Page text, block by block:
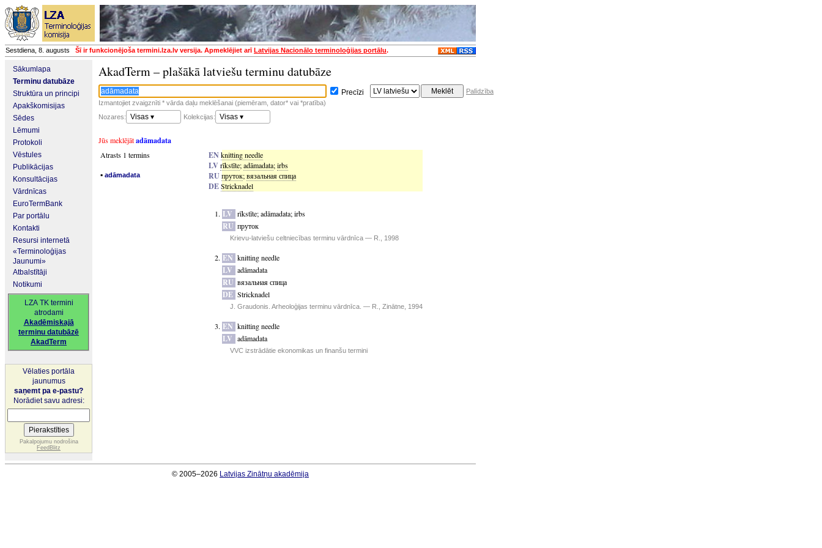
Sestdiena, 8. augusts Šī ir funkcionējoša termini.lza.lv versija. Apmeklējiet arīLatvijas Nacionālo terminoloģijas portālu.
Sākumlapa
Terminu datubāze
Struktūra un principi
Apakškomisijas
Sēdes
Lēmumi
Protokoli
Vēstules
Publikācijas
Konsultācijas
Vārdnīcas
EuroTermBank
Par portālu
Kontakti
Resursi internetā
«Terminoloģijas
Jaunumi»
Atbalstītāji
Notikumi
LZA TK termini
atrodami
Akadēmiskajā
terminu datubāzē
AkadTerm
Vēlaties portāla
jaunumus
saņemt pa e-pastu?
Norādiet savu adresi:
Pakalpojumu nodrošina
FeedBlitz
AkadTerm – plašākā latviešu terminu datubāze
Precīzi
Palīdzība
Izmantojiet zvaigznīti * vārda daļu meklēšanai (piemēram, dator* vai *pratība)
Nozares:
Visas ▾ Kolekcijas: Visas ▾
Jūs meklējātadāmadata
Atrasts 1 termins
▪ adāmadata
ENknitting needle
LVrīkstīte;adāmadata;irbs
RUпруток;вязальная спица
DEStricknadel
LV rīkstīte;adāmadata;irbs
RU пруток
Krievu-latviešu celtniecības terminu vārdnīca — R., 1998
EN knitting needle
LV adāmadata
RU вязальная спица
DE Stricknadel
J. Graudonis. Arheoloģijas terminu vārdnīca. — R., Zinātne, 1994
EN knitting needle
LV adāmadata
VVC izstrādātie ekonomikas un finanšu termini
© 2005–2026 Latvijas Zinātņu akadēmija